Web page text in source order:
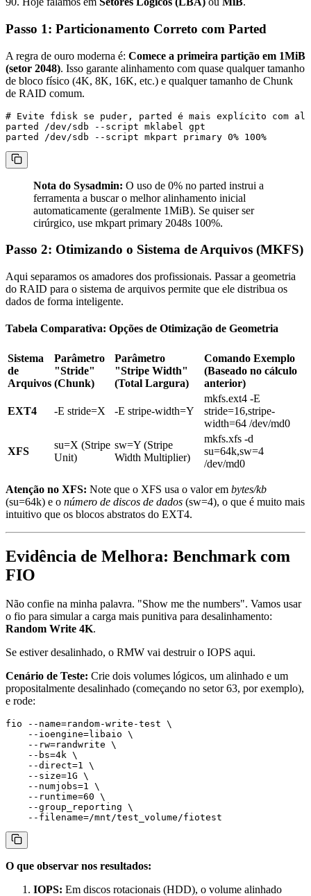
Passo 1: Particionamento Correto com Parted
A regra de ouro moderna é: Comece a primeira partição em 1MiB
(setor 2048). Isso garante alinhamento com quase qualquer tamanho
de bloco físico (4K, 8K, 16K, etc.) e qualquer tamanho de Chunk
de RAID comum.
# Evite fdisk se puder, parted é mais explícito com
parted /dev/sdb --script mklabel gpt
Nota do Sysadmin: O uso de 0% no parted instrui a
ferramenta a buscar o melhor alinhamento inicial
automaticamente (geralmente 1MiB). Se quiser ser
cirúrgico, use mkpart primary 2048s 100%.
Passo 2: Otimizando o Sistema de Arquivos (MKFS)
Aqui separamos os amadores dos profissionais. Passar a geometria
do RAID para o sistema de arquivos permite que ele distribua os
dados de forma inteligente.
Tabela Comparativa: Opções de Otimização de Geometria
Sistema
de
Arquivos
Parâmetro
"Stride"
(Chunk)
Parâmetro
"Stripe Width"
(Total Largura)
Comando Exemplo
(Baseado no cálculo
anterior)
EXT4 -E stride=X -E stripe-width=Y
mkfs.ext4 -E
stride=16,stripe-
width=64 /dev/md0
XFS
su=X (Stripe
Unit)
sw=Y (Stripe
Width Multiplier)
mkfs.xfs -d
su=64k,sw=4
/dev/md0
Atenção no XFS: Note que o XFS usa o valor em bytes/kb
(su=64k) e o número de discos de dados (sw=4), o que é muito mais
intuitivo que os blocos abstratos do EXT4.
Evidência de Melhora: Benchmark com
FIO
Não confie na minha palavra. "Show me the numbers". Vamos usar
o fio para simular a carga mais punitiva para desalinhamento:
Random Write 4K.
Se estiver desalinhado, o RMW vai destruir o IOPS aqui.
Cenário de Teste: Crie dois volumes lógicos, um alinhado e um
propositalmente desalinhado (começando no setor 63, por exemplo),
e rode:
fio --name=random-write-test \
    --ioengine=libaio \
    --rw=randwrite \
    --bs=4k \
    --direct=1 \
    --size=1G \
    --numjobs=1 \
    --runtime=60 \
    --group_reporting \
O que observar nos resultados:
IOPS: Em discos rotacionais (HDD), o volume alinhado